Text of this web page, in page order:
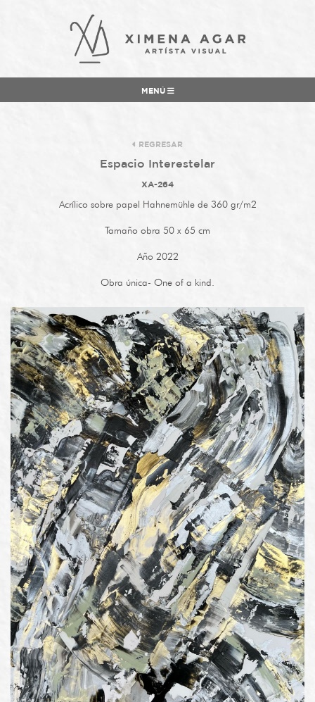
MENÚ
REGRESAR
Espacio Interestelar
XA-264
Acrílico sobre papel Hahnemühle de 360 gr/m2
Tamaño obra 50 x 65 cm
Año 2022
Obra única- One of a kind.